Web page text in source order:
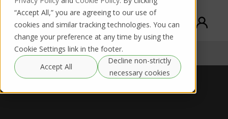
“Accept All,” you are agreeing to our use of
cookies and similar tracking technologies. You can
change your preference at any time by using the
Cookie Settings link in the footer.
Accept All
Decline non-strictly
necessary cookies
TVU MLink Documentation Comprar / Alugar